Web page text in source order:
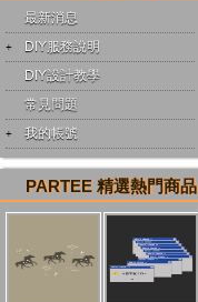
最新消息
DIY服務說明
DIY設計教學
常見問題
我的帳號
PARTEE 精選熱門商品